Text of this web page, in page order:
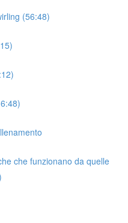
(56:48)
che funzionano da quelle